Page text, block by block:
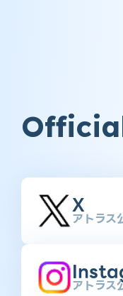
X
アトラス
アトラス